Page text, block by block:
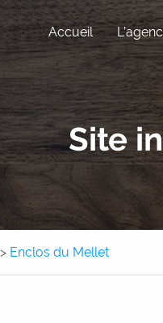
Accueil
Site internet
Site e-commerce
Application mobile
Site
> Enclos du Mellet